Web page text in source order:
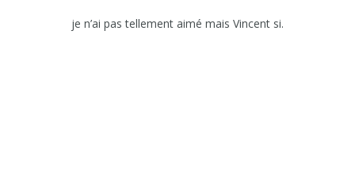
je n’ai pas tellement aimé mais Vincent si.